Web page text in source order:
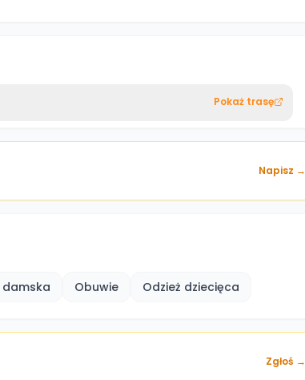
Pokaż trasę
Napisz →
damska Obuwie Odzież dziecięca
Zgłoś →